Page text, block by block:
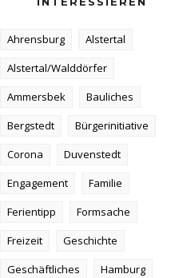
Ahrensburg
Alstertal
Alstertal/Walddörfer
Ammersbek
Bauliches
Bergstedt
Bürgerinitiative
Corona
Duvenstedt
Engagement
Familie
Ferientipp
Formsache
Freizeit
Geschichte
Geschäftliches
Hamburg